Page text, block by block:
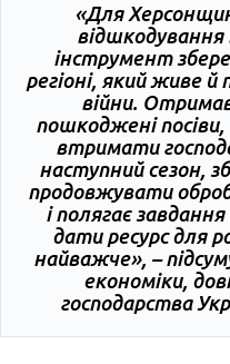
«Для
інструмент
регіоні, який живе
війни.
пошкоджені
втримати
наступний сезон,
продовжувати
і полягає
дати ресурс для
найважче», –
економіки,
господарства